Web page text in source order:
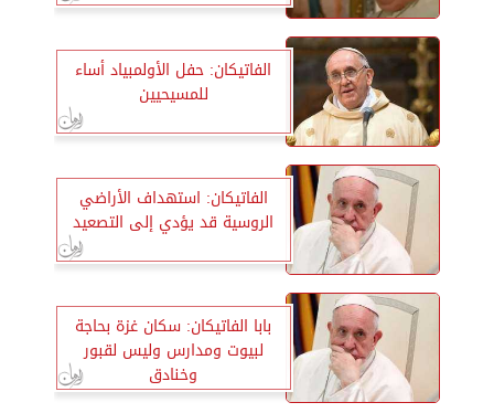
الفاتيكان: حفل الأولمبياد أساء
للمسيحيين
الفاتيكان: استهداف الأراضي
الروسية قد يؤدي إلى التصعيد
بابا الفاتيكان: سكان غزة بحاجة
لبيوت ومدارس وليس لقبور
وخنادق